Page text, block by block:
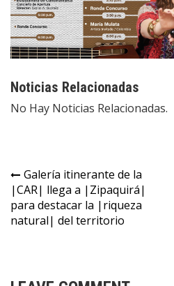
Noticias Relacionadas
No Hay Noticias Relacionadas.
Galería itinerante de la
|CAR| llega a |Zipaquirá|
para destacar la |riqueza
natural| del territorio